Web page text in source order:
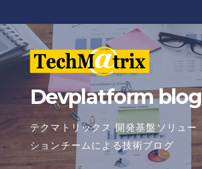
to
content
Devplatform blog
テクマトリックス 開発基盤ソリュー
ションチームによる技術ブログ